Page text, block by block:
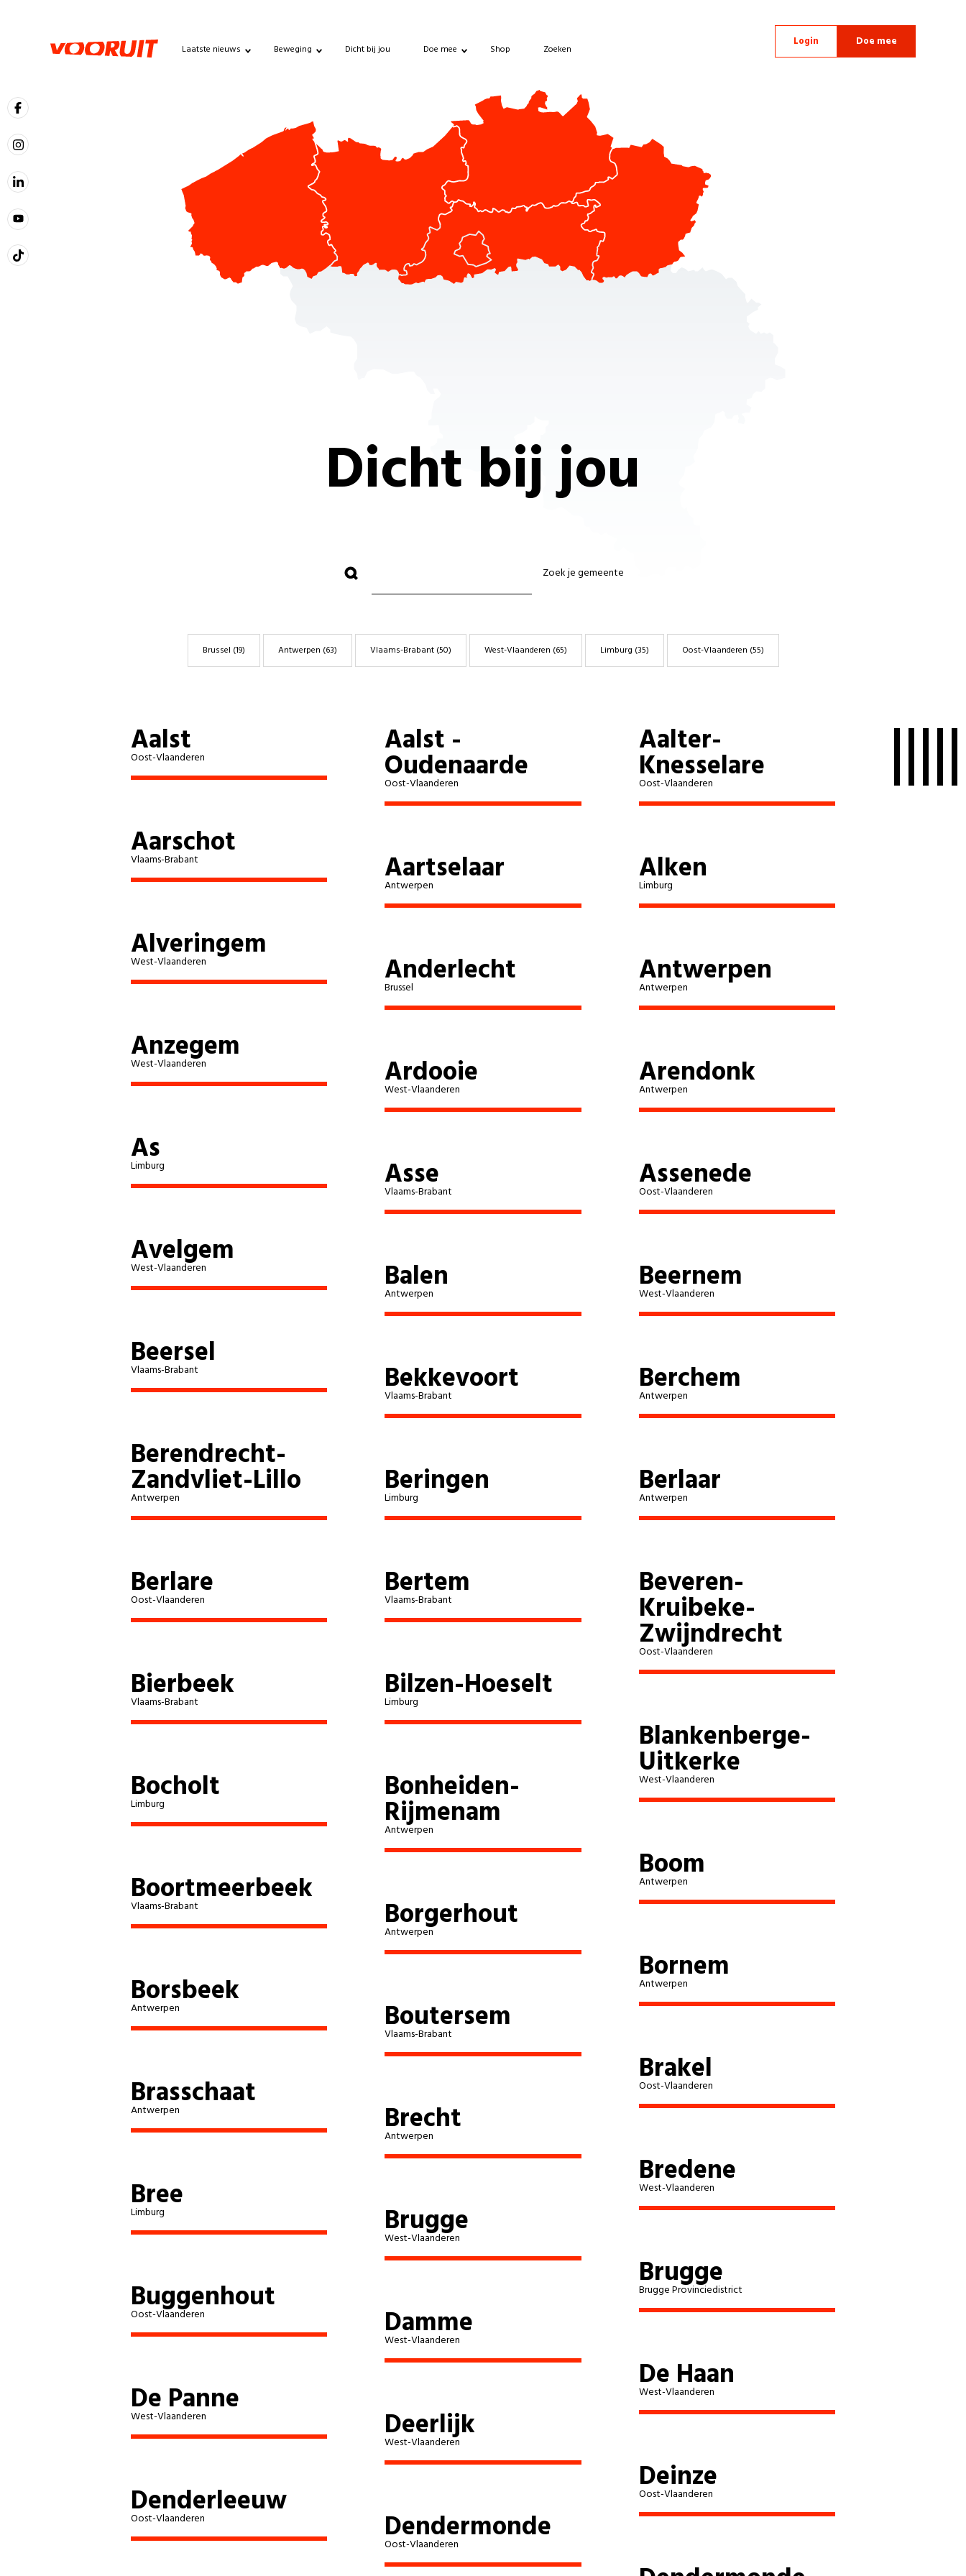
Laatste nieuws Beweging Dicht bij jou Doe mee Shop Zoeken
Login Doe mee
Dicht bij jou
Leuven
Hasselt
Antwerpen
Beernem
Oudsbergen
Arendonk
Grobbendonk-Bouwel
Aalter-Knesselare
Assenede
Destelbergen-Heusden
Evergem
Alken
Beringen
Gavere
Bocholt
Opwijk
Herentals
Wachtebeke
Diepenbeek
Gingelom
Heers
Houthalen-Helchteren
Kinrooi
Leopoldsburg
Lummen
Maaseik
Zoek je gemeente
Brussel (19) Antwerpen (63) Vlaams-Brabant(50) West-Vlaanderen (65) Limburg (35) Oost-Vlaanderen (55)
Aalst
Oost-Vlaanderen Aalst -
Oudenaarde
Oost-Vlaanderen
Aalter-
Knesselare
Oost-Vlaanderen
Aarschot
Vlaams-Brabant Aartselaar
Antwerpen Alken
Limburg
Alveringem
West-Vlaanderen Anderlecht
Brussel Antwerpen
Antwerpen
Anzegem
West-Vlaanderen Ardooie
West-Vlaanderen Arendonk
Antwerpen
As
Limburg Asse
Vlaams-Brabant Assenede
Oost-Vlaanderen
Avelgem
West-Vlaanderen Balen
Antwerpen Beernem
West-Vlaanderen
Beersel
Vlaams-Brabant Bekkevoort
Vlaams-Brabant Berchem
Antwerpen
Berendrecht-
Zandvliet-Lillo
Antwerpen Beringen
Limburg Berlaar
Antwerpen
Berlare
Oost-Vlaanderen Bertem
Vlaams-Brabant Beveren-
Kruibeke-
Zwijndrecht
Oost-Vlaanderen
Bierbeek
Vlaams-Brabant Bilzen-Hoeselt
Limburg
Blankenberge-
Uitkerke
West-Vlaanderen
Bocholt
Limburg Bonheiden-
Rijmenam
Antwerpen
Boom
Antwerpen
Boortmeerbeek
Vlaams-Brabant Borgerhout
Antwerpen
Bornem
Antwerpen
Borsbeek
Antwerpen Boutersem
Vlaams-Brabant
Brakel
Oost-Vlaanderen
Brasschaat
Antwerpen Brecht
Antwerpen
Bredene
West-Vlaanderen
Bree
Limburg Brugge
West-Vlaanderen
Brugge
Brugge Provinciedistrict
Buggenhout
Oost-Vlaanderen Damme
West-Vlaanderen
De Haan
West-Vlaanderen
De Panne
West-Vlaanderen Deerlijk
West-Vlaanderen
Deinze
Oost-Vlaanderen
Denderleeuw
Oost-Vlaanderen Dendermonde
Oost-Vlaanderen